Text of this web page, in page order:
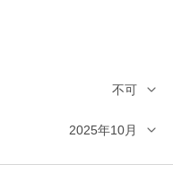
不可
2025年10月